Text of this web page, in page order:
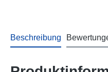
Beschreibung